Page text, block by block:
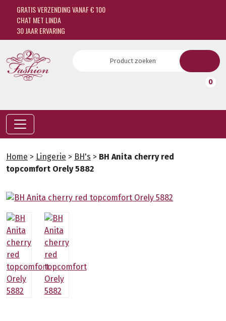
GRATIS VERZENDING VANAF € 100
CHAT MET LINDA
30 JAAR ERVARING
0
Home > Lingerie > BH's > BH Anita cherry red
topcomfort Orely 5882